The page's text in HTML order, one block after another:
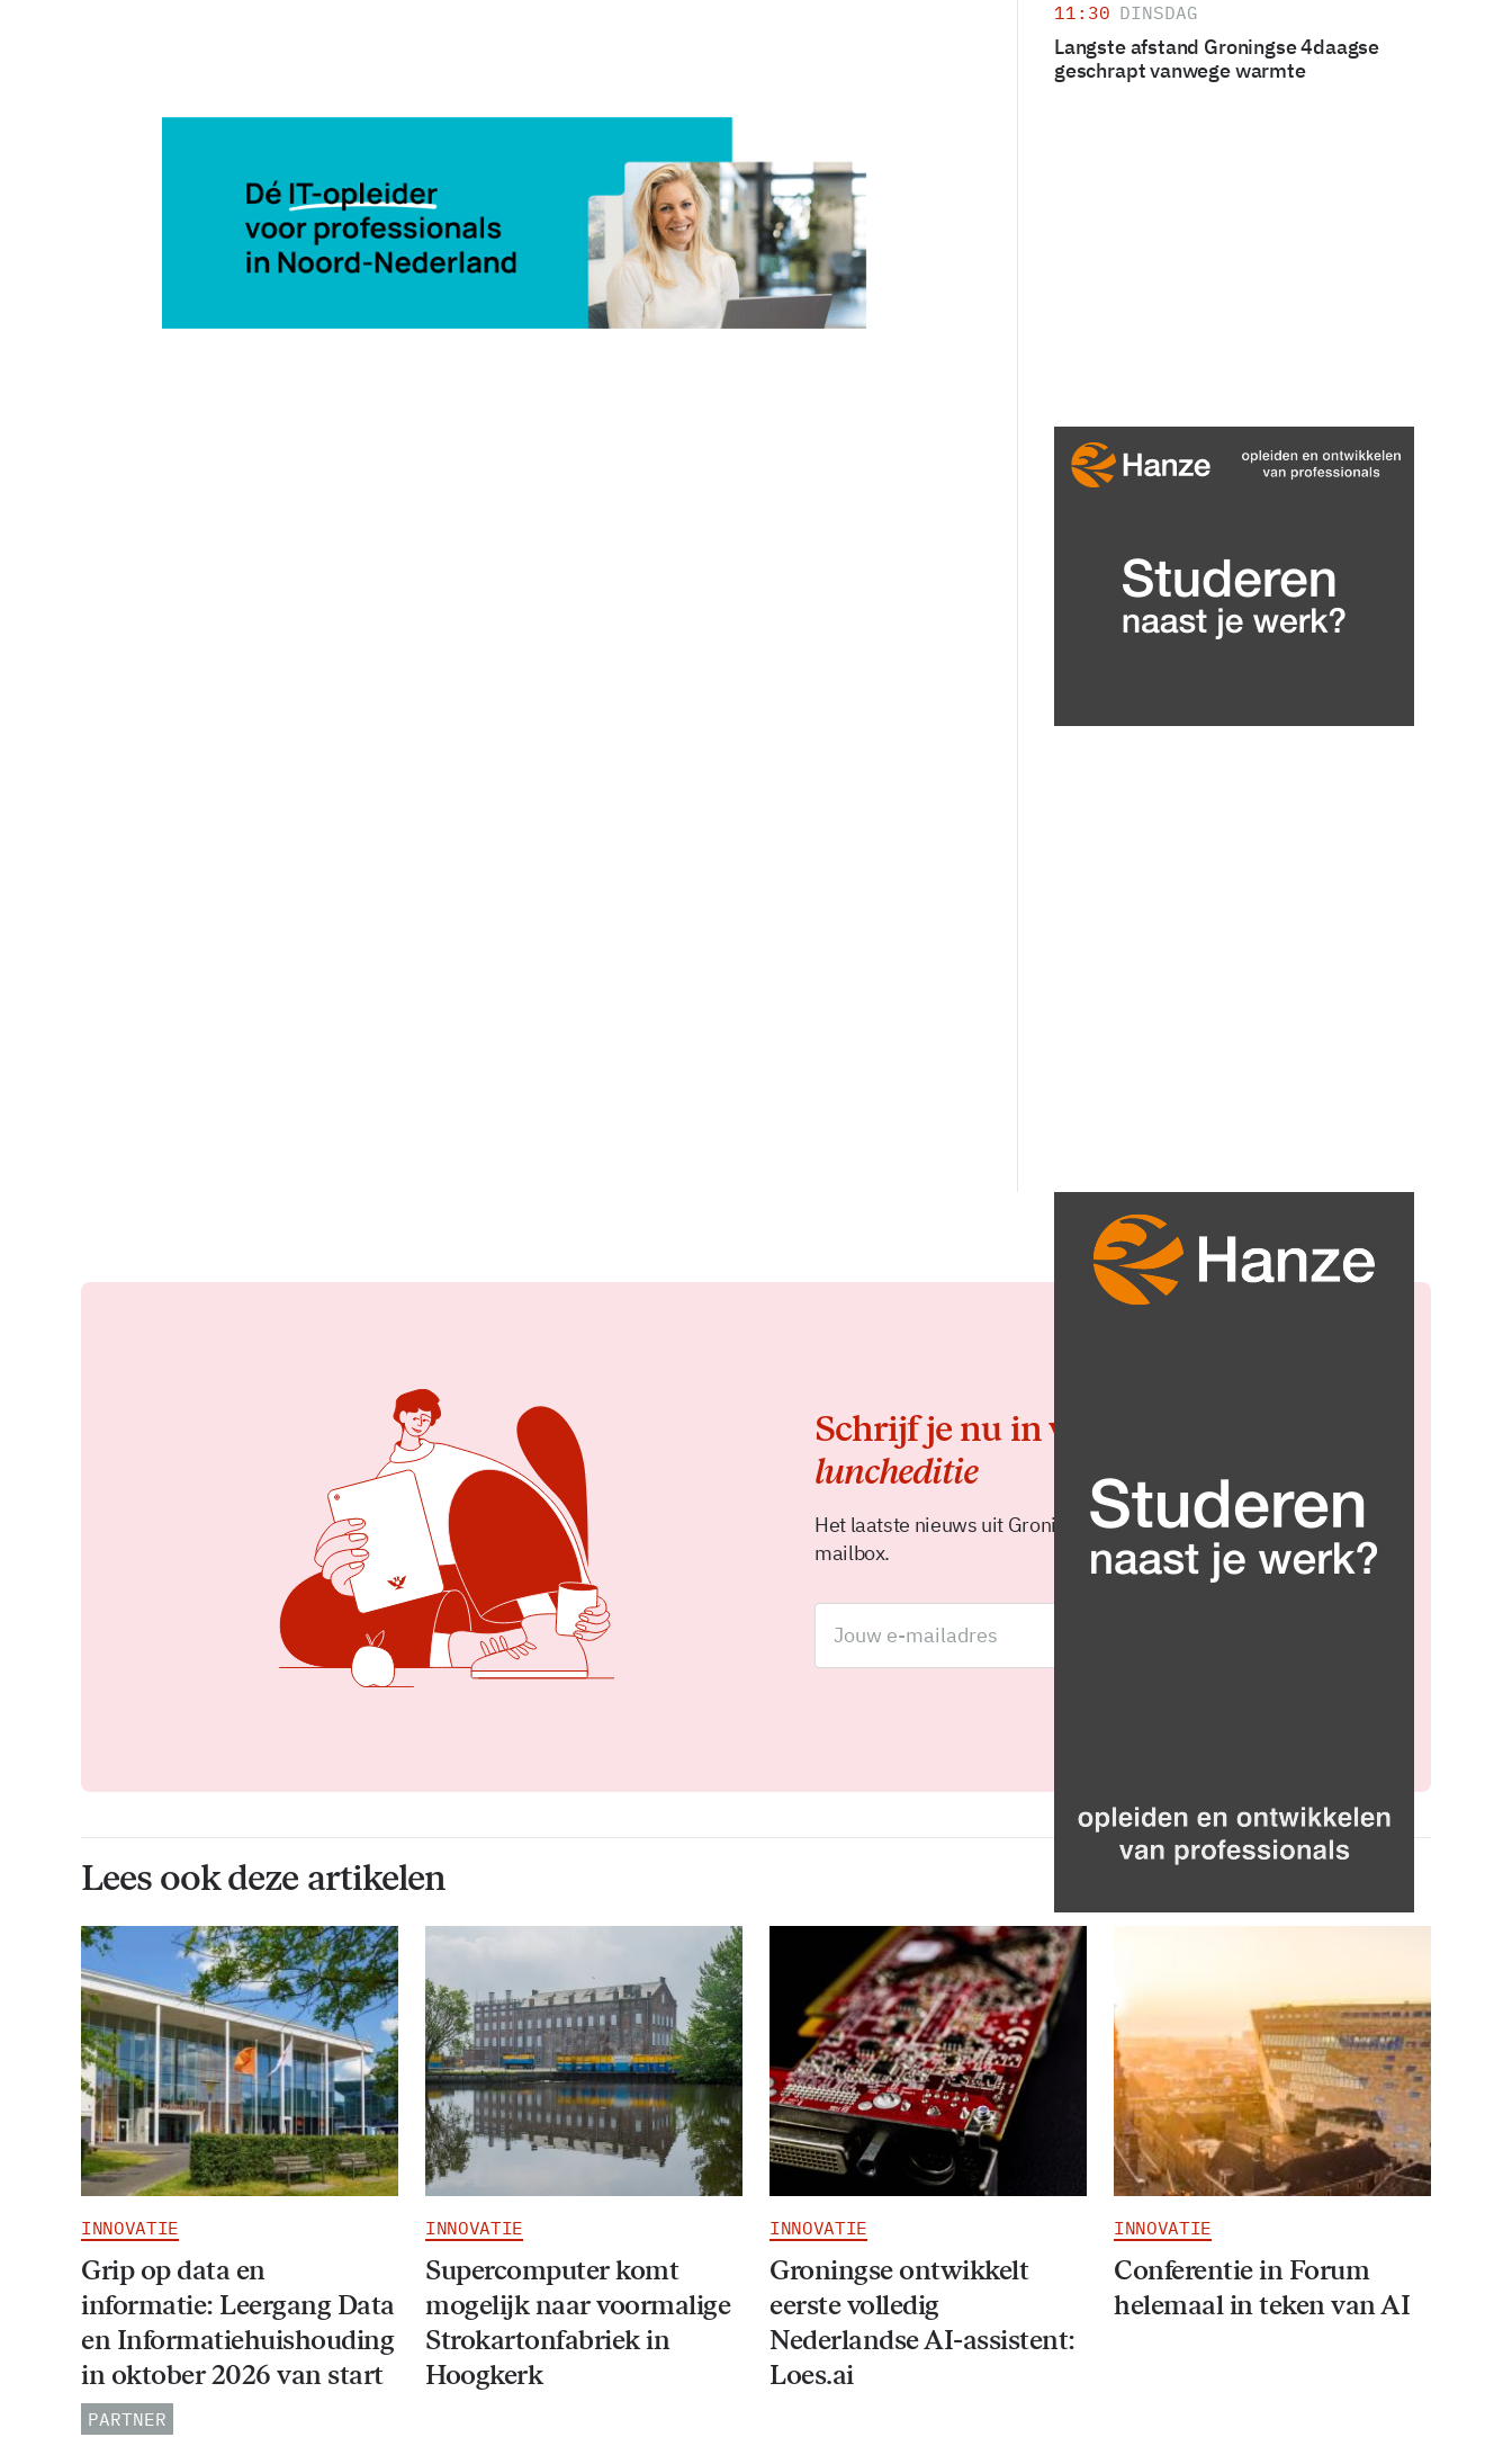
10 jul 2017, 17:20 Delen
11:30 DINSDAG
Langste afstand Groningse 4daagse
geschrapt vanwege warmte
Schrijf je nu in voor de
luncheditie
Het laatste nieuws uit Groningen elke middag in je
mailbox.
Lees ook deze artikelen
INNOVATIE
Grip op data en
informatie: Leergang Data
en Informatiehuishouding
in oktober 2026 van start
PARTNER
INNOVATIE
Supercomputer komt
mogelijk naar voormalige
Strokartonfabriek in
Hoogkerk
INNOVATIE
Groningse ontwikkelt
eerste volledig
Nederlandse AI-assistent:
Loes.ai
INNOVATIE
Conferentie in Forum
helemaal in teken van AI